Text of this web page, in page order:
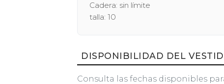
Cadera: sin límite
talla: 10
DISPONIBILIDAD DEL
Consulta las fechas disponibles